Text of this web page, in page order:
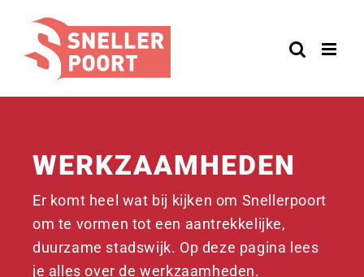
inhoud
WERKZAAMHEDEN
Er komt heel wat bij kijken om Snellerpoort
om te vormen tot een aantrekkelijke,
duurzame stadswijk. Op deze pagina lees
je alles over de werkzaamheden.